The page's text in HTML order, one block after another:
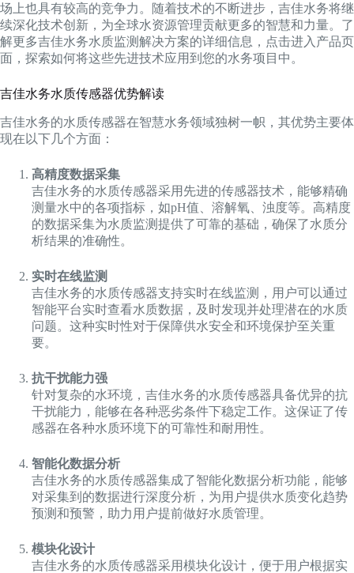
场上也具有较高的竞争力。随着技术的不断进步，吉佳水务将继
续深化技术创新，为全球水资源管理贡献更多的智慧和力量。了
解更多吉佳水务水质监测解决方案的详细信息，点击进入产品页
面，探索如何将这些先进技术应用到您的水务项目中。
吉佳水务水质传感器优势解读
吉佳水务的水质传感器在智慧水务领域独树一帜，其优势主要体
现在以下几个方面：
高精度数据采集
吉佳水务的水质传感器采用先进的传感器技术，能够精确
测量水中的各项指标，如pH值、溶解氧、浊度等。高精度
的数据采集为水质监测提供了可靠的基础，确保了水质分
析结果的准确性。
实时在线监测
吉佳水务的水质传感器支持实时在线监测，用户可以通过
智能平台实时查看水质数据，及时发现并处理潜在的水质
问题。这种实时性对于保障供水安全和环境保护至关重
要。
抗干扰能力强
针对复杂的水环境，吉佳水务的水质传感器具备优异的抗
干扰能力，能够在各种恶劣条件下稳定工作。这保证了传
感器在各种水质环境下的可靠性和耐用性。
智能化数据分析
吉佳水务的水质传感器集成了智能化数据分析功能，能够
对采集到的数据进行深度分析，为用户提供水质变化趋势
预测和预警，助力用户提前做好水质管理。
模块化设计
吉佳水务的水质传感器采用模块化设计，便于用户根据实